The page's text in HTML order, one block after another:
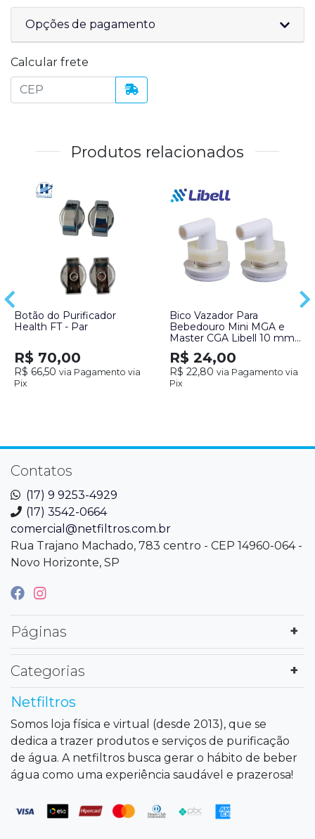
Opções de pagamento
Calcular frete
Produtos relacionados
Botão do Purificador
Health FT - Par
R$ 70,00
R$ 66,50 via Pagamento via
Pix
Bico Vazador Para
Bebedouro Mini MGA e
Master CGA Libell 10 mm -
par
R$ 24,00
R$ 22,80 via Pagamento via
Pix
Contatos
(17) 9 9253-4929
(17) 3542-0664
comercial@netfiltros.com.br
Rua Trajano Machado, 783 centro - CEP 14960-064 -
Novo Horizonte, SP
Páginas
Categorias
Netfiltros
Somos loja física e virtual (desde 2013), que se
dedica a trazer produtos e serviços de purificação
de água. A netfiltros busca gerar o hábito de beber
água como uma experiência saudável e prazerosa!